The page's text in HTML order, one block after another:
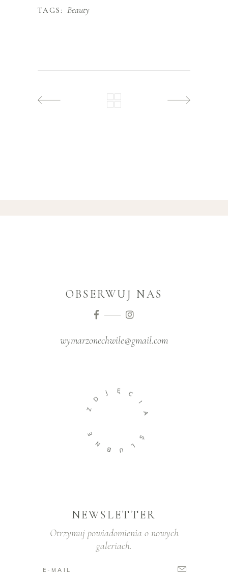
TAGS: Beauty
OBSERWUJ NAS
wymarzonechwile@gmail.com
Z
D
J Ę C
I
A
Ś
L
U
B
N
E
NEWSLETTER
Otrzymuj powiadomienia o nowych
galeriach.